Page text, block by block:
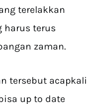
terelakkan
harus terus
zaman.
tersebut acapkali
up to date